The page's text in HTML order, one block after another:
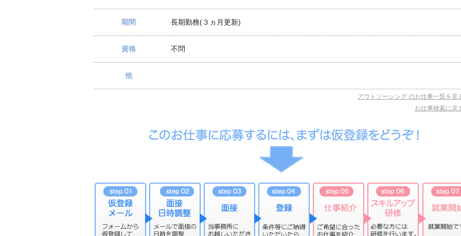
期間 長期勤務(３ヵ月更新)
資格 不問
他
アウトソーシング のお仕事一覧を見
お仕事検索に戻